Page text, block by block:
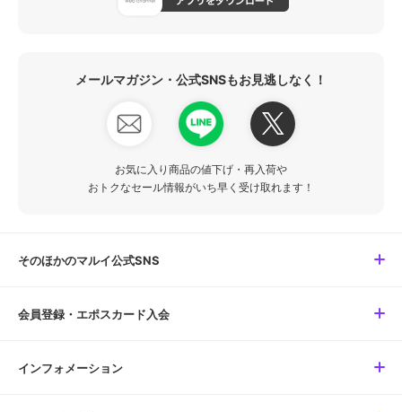
メールマガジン・公式SNSもお見逃しなく！
お気に入り商品の値下げ・再入荷や
おトクなセール情報がいち早く受け取れます！
そのほかのマルイ公式SNS
会員登録・エポスカード入会
インフォメーション